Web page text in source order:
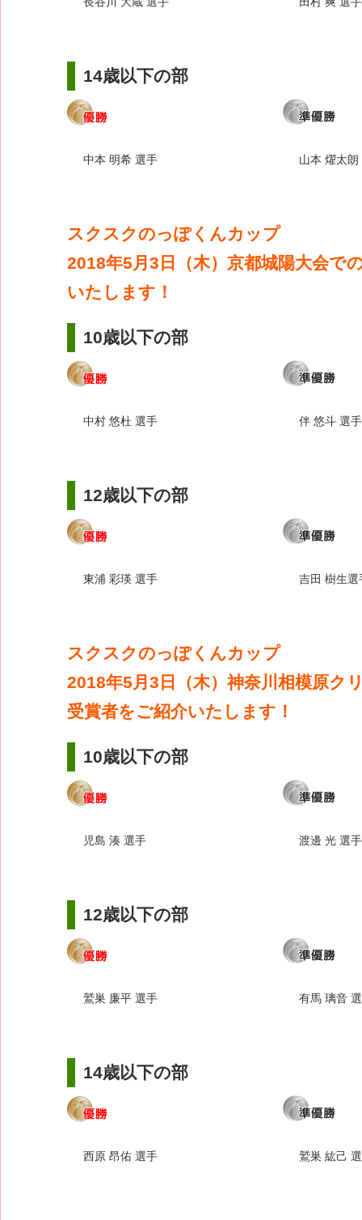
14歳以下の部
中本 明希 選手 山本 燿太朗
スクスクのっぽくんカップ
2018年5月3日（木）京都城陽大会で
いたします！
10歳以下の部
中村 悠杜 選手 伴 悠斗 選手
12歳以下の部
東浦 彩瑛 選手 吉田 樹生選
スクスクのっぽくんカップ
2018年5月3日（木）神奈川相模原ク
受賞者をご紹介いたします！
10歳以下の部
児島 湊 選手 渡邊 光 選手
12歳以下の部
鷲巣 廉平 選手 有馬 璃音
14歳以下の部
西原 昂佑 選手 鷲巣 紘己